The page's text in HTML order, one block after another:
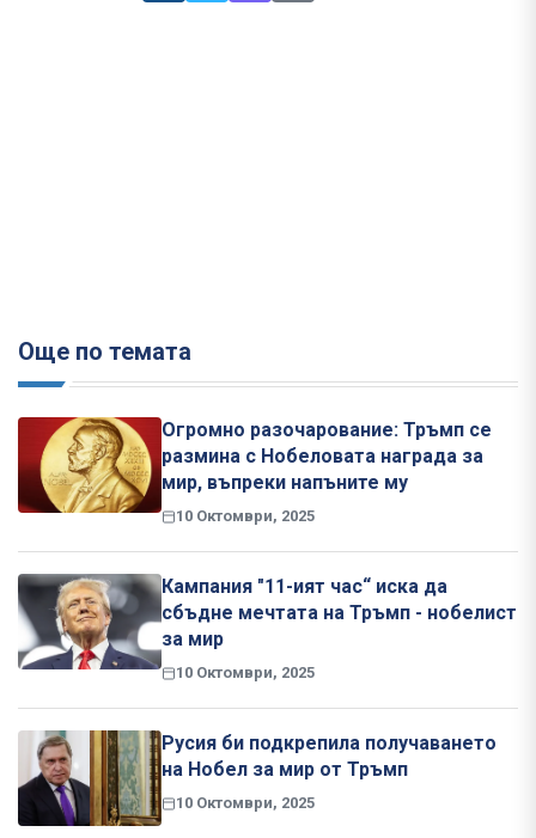
Още по темата
Огромно разочарование: Тръмп се
размина с Нобеловата награда за
мир, въпреки напъните му
10 Октомври, 2025
Кампания "11-ият час“ иска да
сбъдне мечтата на Тръмп - нобелист
за мир
10 Октомври, 2025
Русия би подкрепила получаването
на Нобел за мир от Тръмп
10 Октомври, 2025